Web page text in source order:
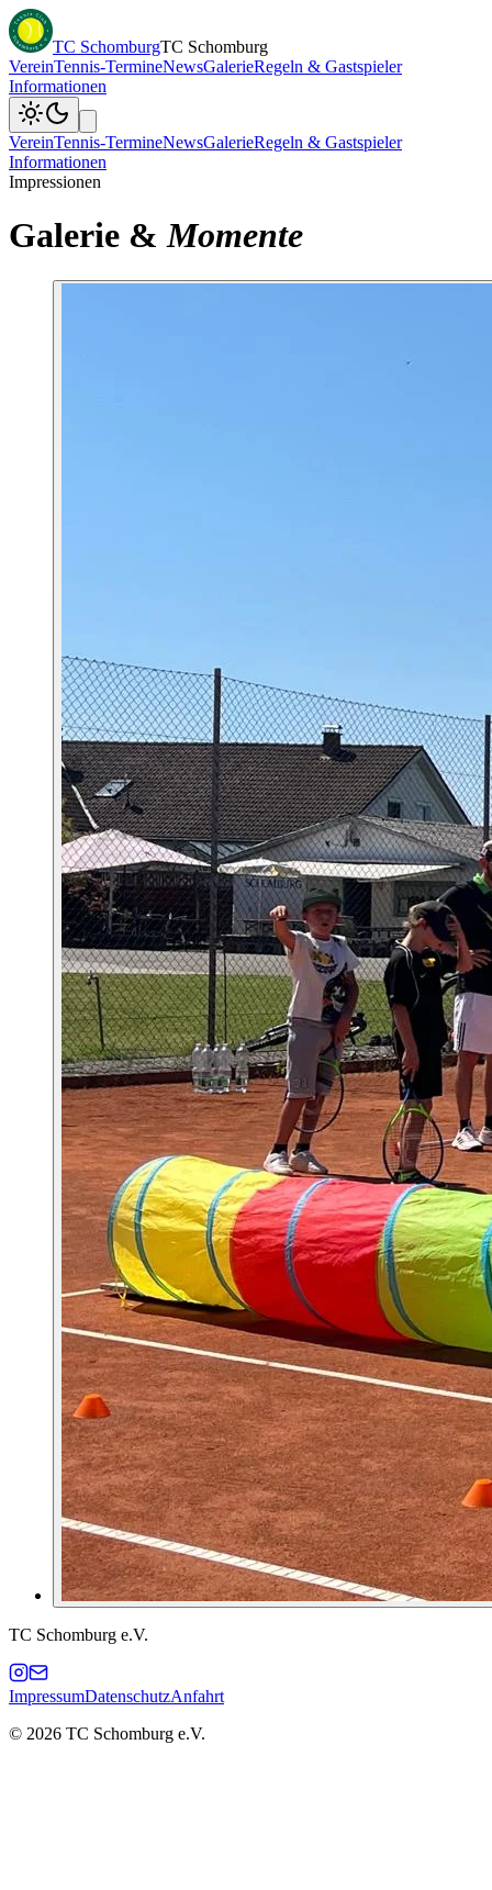
TC SchomburgTC Schomburg
VereinTennis-TermineNewsGalerieRegeln & Gastspieler
Informationen
VereinTennis-TermineNewsGalerieRegeln & Gastspieler
Informationen
Impressionen
Galerie &Momente
TC Schomburg e.V.
ImpressumDatenschutzAnfahrt
© 2026 TC Schomburg e.V.